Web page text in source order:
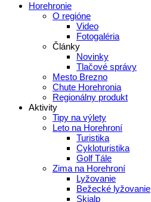
Horehronie
O regióne
Video
Fotogaléria
Články
Novinky
Tlačové správy
Mesto Brezno
Chute Horehronia
Regionálny produkt
Aktivity
Tipy na výlety
Leto na Horehroní
Turistika
Cykloturistika
Golf Tále
Zima na Horehroní
Lyžovanie
Bežecké lyžovanie
Skialp